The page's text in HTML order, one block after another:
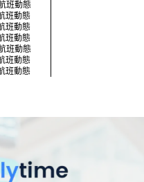
班動態
班動態
班動態
班動態
班動態
班動態
班動態